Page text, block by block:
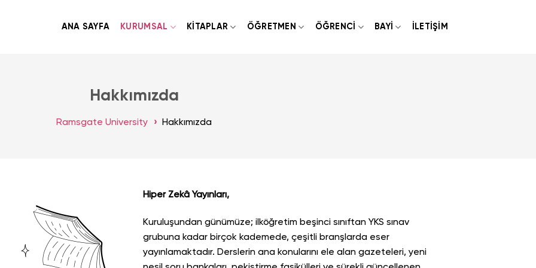
ANA SAYFA KURUMSAL KITAPLAR ÖĞRETMEN ÖĞRENCI BAYI İLETIŞIM
Hakkımızda
Ramsgate University Hakkımızda
Hiper Zekâ Yayınları,
Kuruluşundan günümüze; ilköğretim beşinci sınıftan YKS sınav
grubuna kadar birçok kademede, çeşitli branşlarda eser
yayınlamaktadır. Derslerin ana konularını ele alan gazeteleri, yeni